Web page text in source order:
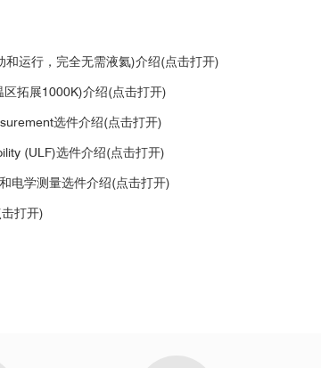
运行，完全无需液氦)介绍(点击打开)
拓展1000K)介绍(点击打开)
选件介绍(点击打开)
(ULF)选件介绍(点击打开)
电学测量选件介绍(点击打开)
打开)
materials." Nature 548.7669 (2017): 561-566.
Dirac nodes in ZrSiS." Proceedings of the
physics 14.11 (2018): 1125-1131.
antiferromagnet NaYbO 2." Nature Physics
LiIr 2O6." Physical review letters 123.23 (2019): 237203.
pressure relation." Proceedings of the National